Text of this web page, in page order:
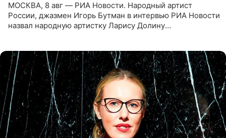
МОСКВА, 8 авг — РИА Новости. Народный артист
России, джазмен Игорь Бутман в интервью РИА Новости
назвал народную артистку Ларису Долину